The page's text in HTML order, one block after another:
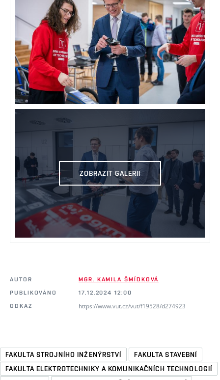
ZOBRAZIT GALERII
AUTOR
MGR. KAMILA ŠMÍDKOVÁ
PUBLIKOVÁNO
17.12.2024 12:00
ODKAZ
https://www.vut.cz/vut/f19528/d274923
FAKULTA STROJNÍHO INŽENÝRSTVÍ
FAKULTA STAVEBNÍ
FAKULTA ELEKTROTECHNIKY A KOMUNIKAČNÍCH TECHNOLOGIÍ